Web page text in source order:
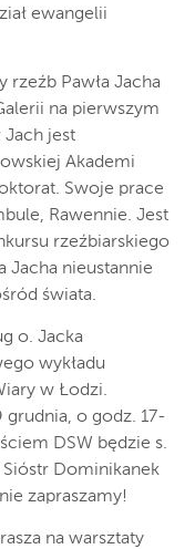
ewangelii
rzeźb Pawła Jacha
na pierwszym
Jach jest
Akademi
Swoje prace
Rawennie. Jest
rzeźbiarskiego
Jacha nieustannie
świata.
o. Jacka
wykładu
w Łodzi.
grudnia, o godz. 17-
DSW będzie s.
Dominikanek
zapraszamy!
na warsztaty